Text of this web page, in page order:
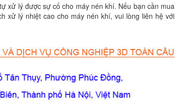
xử lý được sự cố cho máy nén khí. Nếu bạn cần mua
xử lý nhiệt cao cho máy nén khí, vui lòng liên hệ với